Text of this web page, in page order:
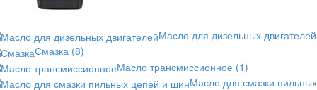
Масло для дизельных двигателей
Смазка (8)
Масло трансмиссионное (1)
Масло для смазки пильных